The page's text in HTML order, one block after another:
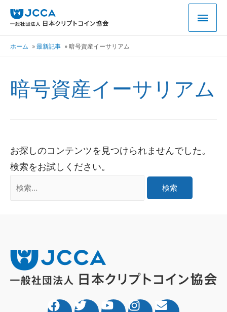
ホーム 最新記事 暗号資産イーサリアム
暗号資産イーサリアム
お探しのコンテンツを見つけられませんでした。
検索をお試しください。